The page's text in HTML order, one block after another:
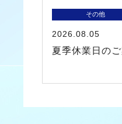
その他
2026.08.05
夏季休業日の